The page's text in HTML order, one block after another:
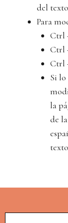
del texto
Para
Ctrl
Ctrl
Ctrl
Si
la
de